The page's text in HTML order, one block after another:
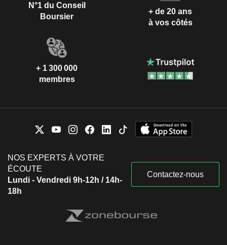
N°1 du Conseil
Boursier
+ de 20 ans
à vos côtés
+ 1 300 000
membres
NOS EXPERTS À VOTRE
ÉCOUTE
Lundi - Vendredi 9h-12h / 14h-
18h
Contactez-nous